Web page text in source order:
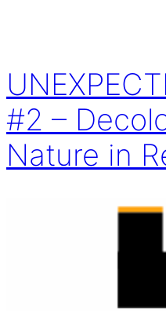
#2 –
Nature in